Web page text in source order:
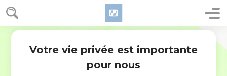
Votre vie privée est importante
pour nous